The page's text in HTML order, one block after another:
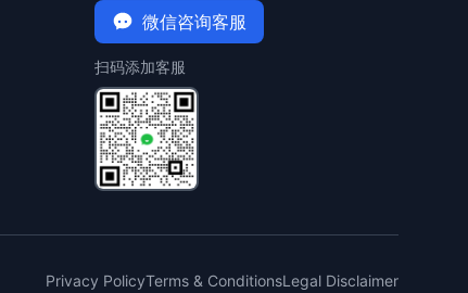
微信咨询客服
扫码添加客服
Privacy PolicyTerms & ConditionsLegal Disclaimer